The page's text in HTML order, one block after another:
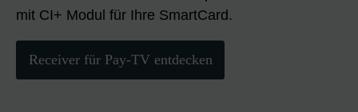
mit CI+ Modul für Ihre SmartCard.
Receiver für Pay-TV entdecken